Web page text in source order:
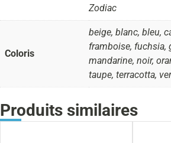
Zodiac
Coloris
beige, blanc, bleu,
framboise, fuchsia,
mandarine, noir,
taupe, terracotta,
Produits similaires